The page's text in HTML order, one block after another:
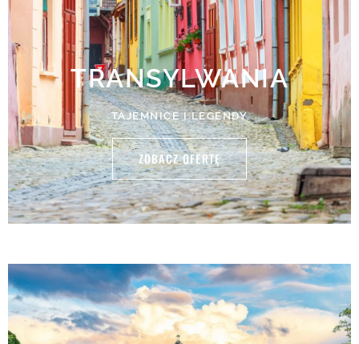
TRANSYLWANIA
TAJEMNICE I LEGENDY
ZOBACZ OFERTĘ